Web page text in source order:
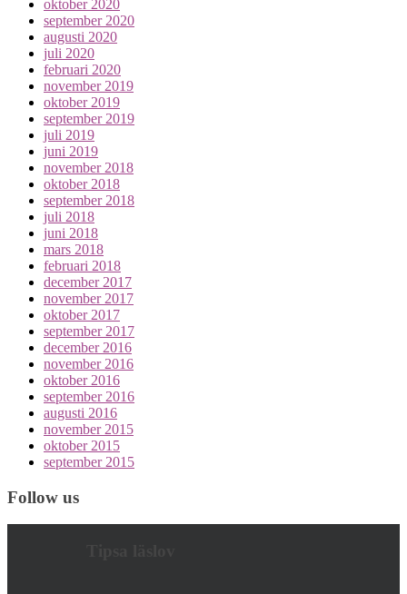
oktober 2020
september 2020
augusti 2020
juli 2020
februari 2020
november 2019
oktober 2019
september 2019
juli 2019
juni 2019
november 2018
oktober 2018
september 2018
juli 2018
juni 2018
mars 2018
februari 2018
december 2017
november 2017
oktober 2017
september 2017
december 2016
november 2016
oktober 2016
september 2016
augusti 2016
november 2015
oktober 2015
september 2015
Follow us